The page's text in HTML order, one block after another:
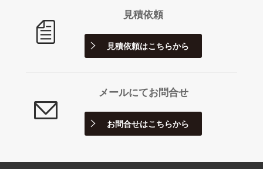
見積依頼
見積依頼はこちらから
メールにてお問合せ
お問合せはこちらから